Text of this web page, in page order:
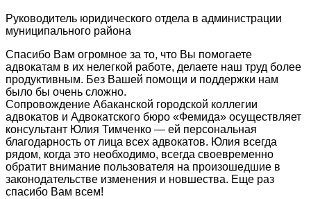
Руководитель юридического отдела в администрации
муниципального района
Спасибо Вам огромное за то, что Вы помогаете
адвокатам в их нелегкой работе, делаете наш труд более
продуктивным. Без Вашей помощи и поддержки нам
было бы очень сложно.
Сопровождение Абаканской городской коллегии
адвокатов и Адвокатского бюро «Фемида» осуществляет
консультант Юлия Тимченко — ей персональная
благодарность от лица всех адвокатов. Юлия всегда
рядом, когда это необходимо, всегда своевременно
обратит внимание пользователя на произошедшие в
законодательстве изменения и новшества. Еще раз
спасибо Вам всем!